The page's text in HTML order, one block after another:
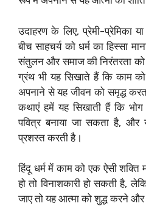
उदाहरण के लिए, प्रेमी-प्रेमिका
बीच साहचर्य को धर्म का हिस्सा
संतुलन और समाज की निरंतरता
ग्रंथ भी यह सिखाते हैं कि काम
अपनाने से यह जीवन को समृद्ध
कथाएं हमें यह सिखाती हैं कि
पवित्र बनाया जा सकता है, और
प्रशस्त करती है।
हिंदू धर्म में काम को एक ऐसी शक्ति
हो तो विनाशकारी हो सकती है,
जाए तो यह आत्मा को शुद्ध करने